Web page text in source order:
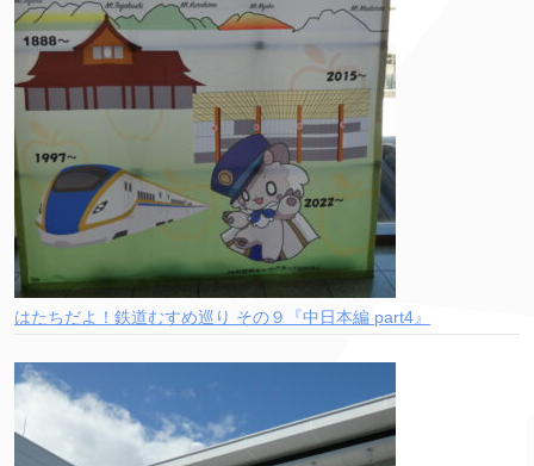
はたちだよ！鉄道むすめ巡り その９『中日本編 part4』